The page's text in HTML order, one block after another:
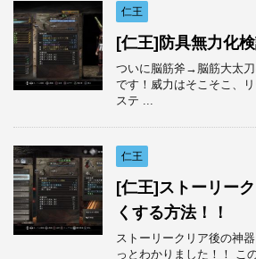
仁王
[仁王]防具無力化
ついに脳筋斧→脳筋大太
です！威力はそこそこ、
ステ ...
仁王
[仁王]ストーリー
くする方法！！
ストーリークリア後の神
っとわかりました！！ こ